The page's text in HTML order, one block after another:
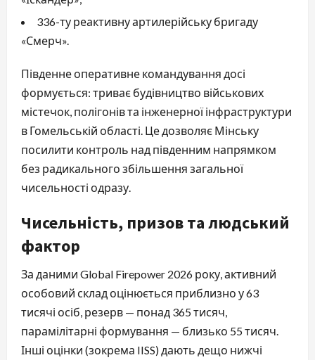
336-ту реактивну артилерійську бригаду
«Смерч».
Південне оперативне командування досі
формується: триває будівництво військових
містечок, полігонів та інженерної інфраструктури
в Гомельській області. Це дозволяє Мінську
посилити контроль над південним напрямком
без радикального збільшення загальної
чисельності одразу.
Чисельність, призов та людський
фактор
За даними Global Firepower 2026 року, активний
особовий склад оцінюється приблизно у 63
тисячі осіб, резерв — понад 365 тисяч,
парамілітарні формування — близько 55 тисяч.
Інші оцінки (зокрема IISS) дають дещо нижчі